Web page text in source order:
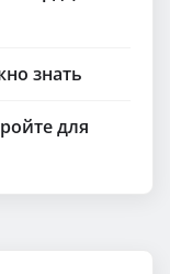
знать
для